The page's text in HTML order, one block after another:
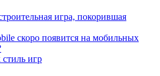
игра, покорившая
скоро появится на мобильных
игр